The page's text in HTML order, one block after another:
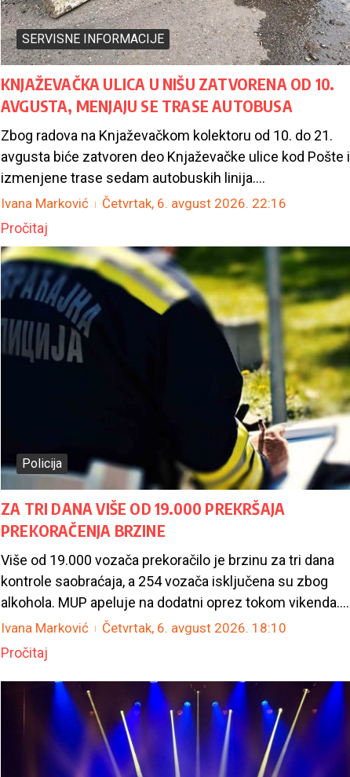
SERVISNE INFORMACIJE
KNJAŽEVAČKA ULICA U NIŠU ZATVORENA OD 10.
AVGUSTA, MENJAJU SE TRASE AUTOBUSA
Zbog radova na Knjaževačkom kolektoru od 10. do 21.
avgusta biće zatvoren deo Knjaževačke ulice kod Pošte i
izmenjene trase sedam autobuskih linija....
Ivana Marković Četvrtak, 6. avgust 2026. 22:16
Pročitaj
Policija
ZA TRI DANA VIŠE OD 19.000 PREKRŠAJA
PREKORAČENJA BRZINE
Više od 19.000 vozača prekoračilo je brzinu za tri dana
kontrole saobraćaja, a 254 vozača isključena su zbog
alkohola. MUP apeluje na dodatni oprez tokom vikenda....
Ivana Marković Četvrtak, 6. avgust 2026. 18:10
Pročitaj